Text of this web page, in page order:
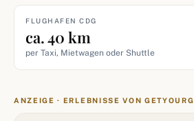
FLUGHAFEN CDG
ca. 40 km
per Taxi, Mietwagen oder Shuttle
ANZEIGE · ERLEBNISSE VON